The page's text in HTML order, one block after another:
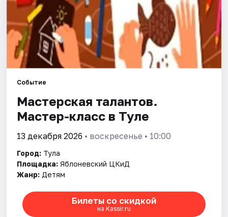
Событие
Мастерская талантов.
Мастер-класс в Туле
13 декабря 2026 • воскресенье • 10:00
Город: Тула
Площадка: Яблоневский ЦКиД
Жанр: Детям
Билеты со скидкой
на Kassir.ru